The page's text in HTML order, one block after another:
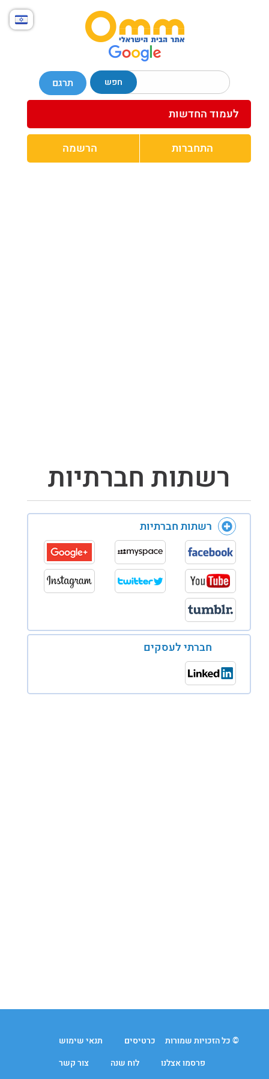
חפש תרגם
לעמוד החדשות
התחברות הרשמה
רשתות חברתיות
רשתות חברתיות
חברתי לעסקים
© כל הזכויות שמורות כרטיסים
תנאי שימוש
פרסמו אצלנו
לוח שנה צור קשר